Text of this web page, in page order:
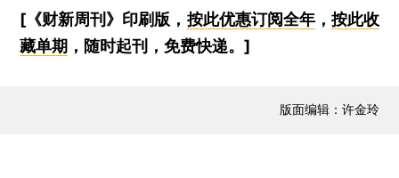
[《财新周刊》印刷版， 按此优惠订阅全年， 按此收
藏单期 ，随时起刊，免费快递。]
版面编辑：许金玲